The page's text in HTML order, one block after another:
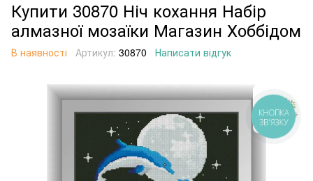
Купити 30870 Ніч кохання Набір
алмазної мозаїки Магазин Хоббідом
В наявності Артикул: 30870 Написати відгук
КНОПКА
ЗВ'ЯЗКУ